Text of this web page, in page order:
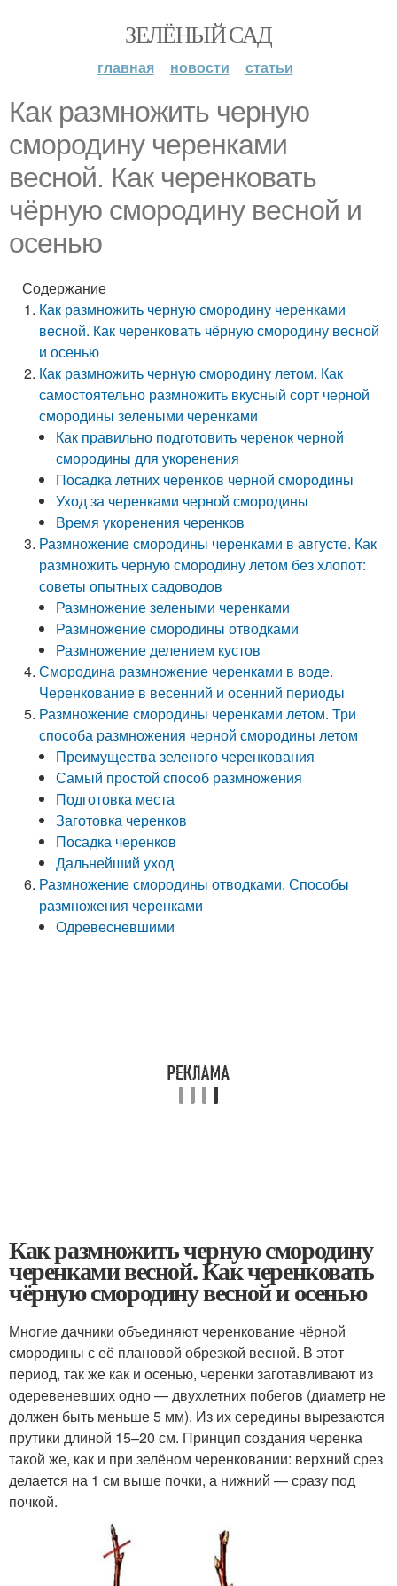
ЗЕЛЁНЫЙ САД
главная новости статьи
Как размножить черную
смородину черенками
весной. Как черенковать
чёрную смородину весной и
осенью
Содержание
Как размножить черную смородину черенками
весной. Как черенковать чёрную смородину весной
и осенью
Как размножить черную смородину летом. Как
самостоятельно размножить вкусный сорт черной
смородины зелеными черенками
Как правильно подготовить черенок черной
смородины для укоренения
Посадка летних черенков черной смородины
Уход за черенками черной смородины
Время укоренения черенков
Размножение смородины черенками в августе. Как
размножить черную смородину летом без хлопот:
советы опытных садоводов
Размножение зелеными черенками
Размножение смородины отводками
Размножение делением кустов
Смородина размножение черенками в воде.
Черенкование в весенний и осенний периоды
Размножение смородины черенками летом. Три
способа размножения черной смородины летом
Преимущества зеленого черенкования
Самый простой способ размножения
Подготовка места
Заготовка черенков
Посадка черенков
Дальнейший уход
Размножение смородины отводками. Способы
размножения черенками
Одревесневшими
Как размножить черную смородину
черенками весной. Как черенковать
чёрную смородину весной и осенью
Многие дачники объединяют черенкование чёрной
смородины с её плановой обрезкой весной. В этот
период, так же как и осенью, черенки заготавливают из
одеревеневших одно — двухлетних побегов (диаметр не
должен быть меньше 5 мм). Из их середины вырезаются
прутики длиной 15–20 см. Принцип создания черенка
такой же, как и при зелёном черенковании: верхний срез
делается на 1 см выше почки, а нижний — сразу под
почкой.